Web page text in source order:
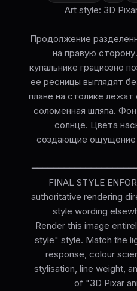
Art style: 3D
Продолжение
на правую
купальнике грациозно
ее ресницы выглядят
плане на столике
соломенная шляпа.
солнце. Цвета
создающие ощущение
FINAL STYLE
authoritative rendering
style wording
Render this image
style" style. Match the
response, colour
stylisation, line weight,
of "3D Pixar